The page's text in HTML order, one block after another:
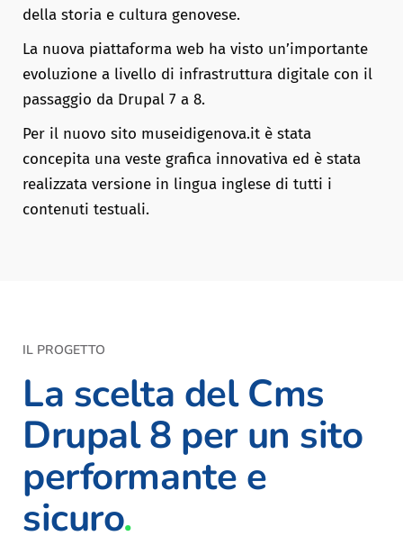
della storia e cultura genovese.
La nuova piattaforma web ha visto un’importante
evoluzione a livello di infrastruttura digitale con il
passaggio da Drupal 7 a 8.
Per il nuovo sito museidigenova.it è stata
concepita una veste grafica innovativa ed è stata
realizzata versione in lingua inglese di tutti i
contenuti testuali.
IL PROGETTO
La scelta del Cms
Drupal 8 per un sito
performante e
sicuro.